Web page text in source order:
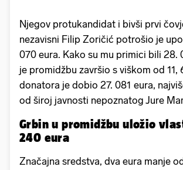
Njegov protukandidat i bivši prvi
nezavisni Filip Zoričić potrošio je
070 eura. Kako su mu primici bili 28.
je promidžbu završio s viškom od 11,
donatora je dobio 27. 081 eura,
od široj javnosti nepoznatog Jure
Grbin u promidžbu uložio
240 eura
Značajna sredstva, dva eura manje